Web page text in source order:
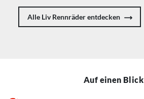
Alle Liv Rennräder entdecken
Auf einen Blick